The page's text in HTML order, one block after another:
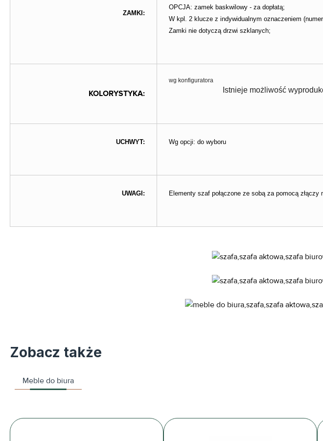
ZAMKI:
OPCJA: zamek baskwilowy - za dopłatą;
W kpl. 2 klucze z indywidualnym oznaczeniem
Zamki nie dotyczą drzwi szklanych;
KOLORYSTYKA:
wg konfiguratora
Istnieje możliwość
UCHWYT: Wg opcji: do wyboru
UWAGI: Elementy szaf połączone ze sobą za pomocą złączy
Zobacz także
Meble do biura